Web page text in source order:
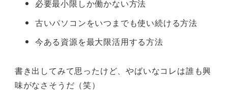
必要最小限しか働かない方法
古いパソコンをいつまでも使い続ける方法
今ある資源を最大限活用する方法
書き出してみて思ったけど、やばいなコレは誰も興
味がなさそうだ（笑）